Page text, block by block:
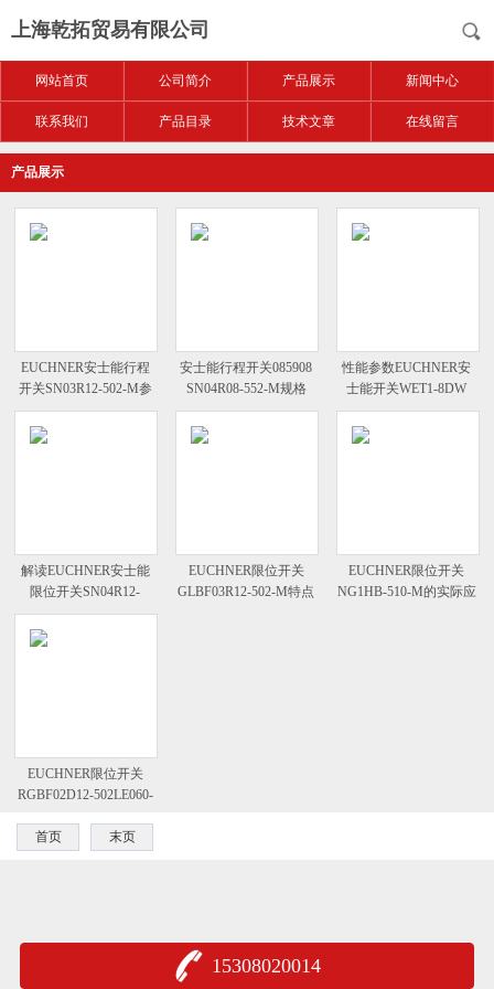
上海乾拓贸易有限公司
网站首页 公司简介 产品展示 新闻中心
联系我们 产品目录 技术文章 在线留言
产品展示
EUCHNER安士能行程
开关SN03R12-502-M参
考图
安士能行程开关085908
SN04R08-552-M规格
性能参数EUCHNER安
士能开关WET1-8DW
解读EUCHNER安士能
限位开关SN04R12-
502AM
EUCHNER限位开关
GLBF03R12-502-M特点
EUCHNER限位开关
NG1HB-510-M的实际应
EUCHNER限位开关
RGBF02D12-502LE060-
首页
末页
15308020014